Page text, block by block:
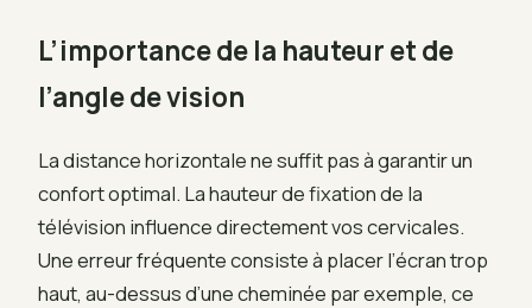
L’importance de la hauteur et de
l’angle de vision
La distance horizontale ne suffit pas à garantir un
confort optimal. La hauteur de fixation de la
télévision influence directement vos cervicales.
Une erreur fréquente consiste à placer l’écran trop
haut, au-dessus d’une cheminée par exemple, ce